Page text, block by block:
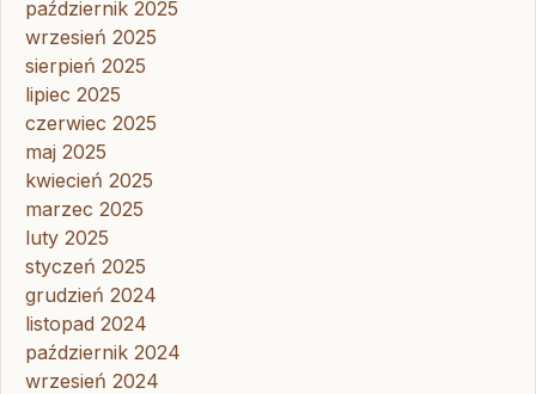
październik 2025
wrzesień 2025
sierpień 2025
lipiec 2025
czerwiec 2025
maj 2025
kwiecień 2025
marzec 2025
luty 2025
styczeń 2025
grudzień 2024
listopad 2024
październik 2024
wrzesień 2024